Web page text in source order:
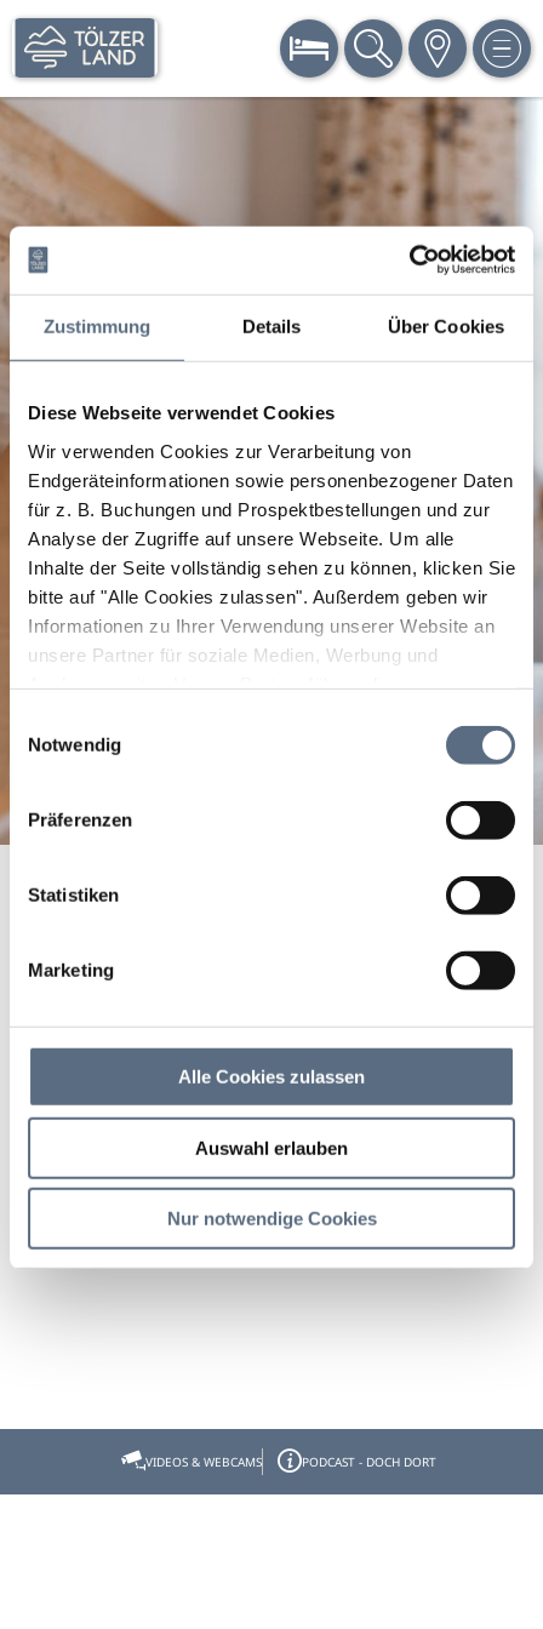
Zustimmung Details Über Cookies
Diese Webseite verwendet Cookies
Wir verwenden Cookies zur Verarbeitung von
Endgeräteinformationen sowie personenbezogener Daten
für z. B. Buchungen und Prospektbestellungen und zur
Analyse der Zugriffe auf unsere Webseite. Um alle
Inhalte der Seite vollständig sehen zu können, klicken Sie
bitte auf "Alle Cookies zulassen". Außerdem geben wir
Informationen zu Ihrer Verwendung unserer Website an
unsere Partner für soziale Medien, Werbung und
zusammen, die Sie ihnen bereitgestellt haben oder die
sie im Rahmen Ihrer Nutzung der Dienste gesammelt
Notwendig
Präferenzen
Statistiken
Marketing
Alle Cookies zulassen
Auswahl erlauben
Nur notwendige Cookies
BUCHEN SUCHE KARTE MENÜ
Cookies, um den Inhalt dieser Seite sehen zu
Cookie Einstellungen ändern
VIDEOS & WEBCAMS PODCAST - DOCH DORT